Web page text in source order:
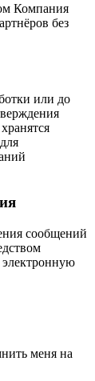
Компания
без
или до
сообщений
электронную
меня на